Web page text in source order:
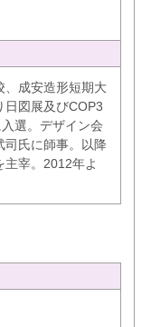
、成安造形短期大
日図展及びCOP3
選。デザイン会
司氏に師事。以降
宰。2012年よ